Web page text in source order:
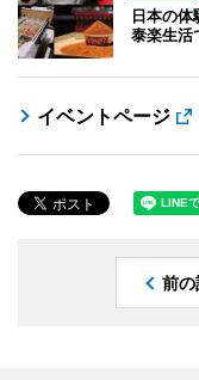
日本の
泰楽生活
イベントページ
前